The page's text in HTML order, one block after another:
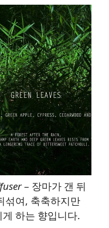
– 장마가 갠 뒤
섞여, 축축하지만
하는 향입니다.